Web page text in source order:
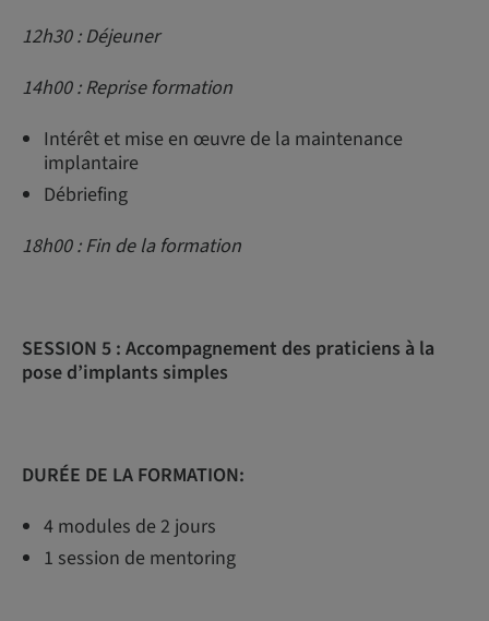
12h30 : Déjeuner
14h00 : Reprise formation
Intérêt et mise en œuvre de la maintenance
implantaire
Débriefing
18h00 : Fin de la formation
SESSION 5 : Accompagnement des praticiens à la
pose d’implants simples
DURÉE DE LA FORMATION:
4 modules de 2 jours
1 session de mentoring